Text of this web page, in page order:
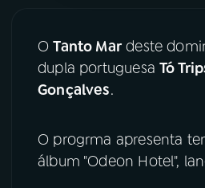
ÚLTIMAS
08FESTIVAL DE MÚSICA
ACOMPANHE A RÁDIO NACIONAL
OTanto Mardeste
dupla portuguesaTó
Gonçalves.
O progrma apresenta
álbum "Odeon Hotel",